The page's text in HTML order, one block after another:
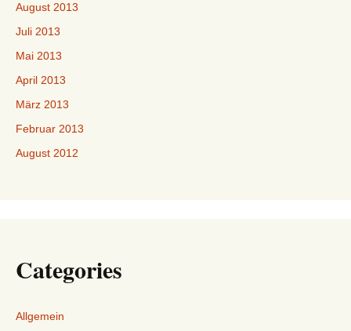
August 2013
Juli 2013
Mai 2013
April 2013
März 2013
Februar 2013
August 2012
Categories
Allgemein